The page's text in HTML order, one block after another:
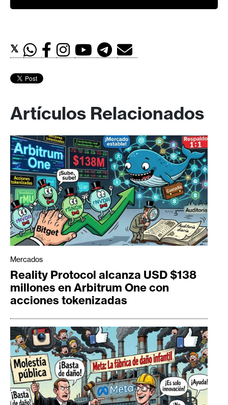
𝕏
Artículos Relacionados
Mercados
Reality Protocol alcanza USD $138
millones en Arbitrum One con
acciones tokenizadas